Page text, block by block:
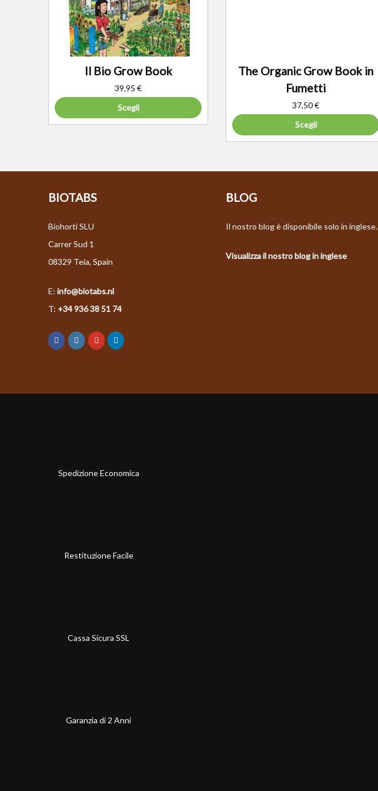
Il Bio Grow Book
39,95€
Scegli
The Organic Grow Book in
Fumetti
37,50€
Scegli
BIOTABS
Biohorti SLU
Carrer Sud 1
08329 Teia, Spain
E: info@biotabs.nl
T: +34 936 38 51 74
BLOG
Il nostro blog è disponibile solo in inglese.
Visualizza il nostro blog in inglese
Spedizione Economica
Restituzione Facile
Cassa Sicura SSL
Garanzia di 2 Anni